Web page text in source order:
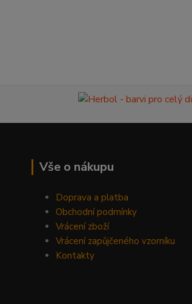
Vše o nákupu
Doprava a platba
Obchodní podmínky
Vrácení zboží
Vrácení zapůjčeného vzorníku
Kontakty